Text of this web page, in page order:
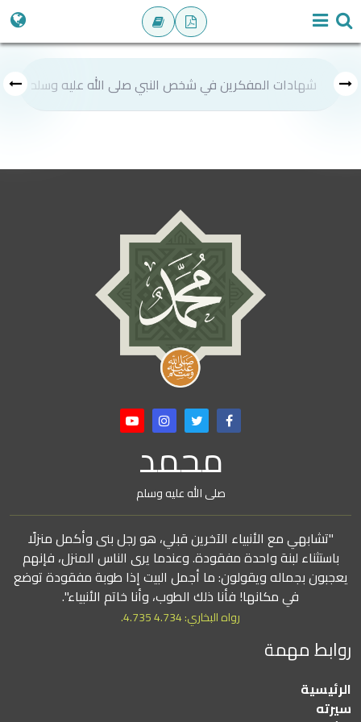
شهادات المفكرين في شخص النبي صلى الله عليه وسلم
محمد
صلى الله عليه وسلم
"تشابهي مع الأنبياء الآخرين قبلي، هو رجل بنى وأكمل منزلًا
باستثناء لبنة واحدة مفقودة. وعندما يرى الناس المنزل، فإنهم
يعجبون بجماله ويقولون: ما أجمل البيت إذا طوبة مفقودة توضع
في مكانها! فأنا ذلك الطوب، وأنا خاتم الأنبياء".
رواه البخاري: 4.734 4.735.
روابط مهمة
الرئيسية
سيرته